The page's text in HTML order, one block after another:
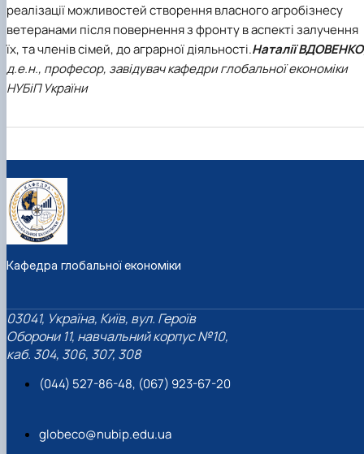
реалізації можливостей створення власного агробізнесу
ветеранами після повернення з фронту в аспекті залучення
їх, та членів сімей, до аграрної діяльності.Наталії ВДОВЕНКО
д.е.н., професор, завідувач кафедри глобальної економіки
НУБіП України
Кафедра глобальної економіки
03041, Україна, Київ, вул. Героїв
Оборони 11, навчальний корпус №10,
каб. 304, 306, 307, 308
(044) 527-86-48, (067) 923-67-20
globeco@nubip.edu.ua